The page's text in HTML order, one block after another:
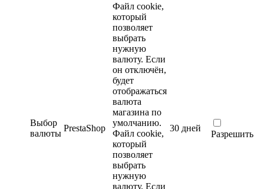
Выбор
валюты
PrestaShop
Файл cookie,
который
позволяет
выбрать
нужную
валюту. Если
он отключён,
будет
отображаться
валюта
магазина по
умолчанию.
Файл cookie,
который
позволяет
выбрать
нужную
валюту. Если
30 дней
Разрешить